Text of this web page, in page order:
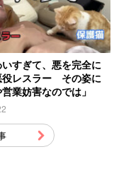
すぎて、悪を完全に
役レスラー その姿に
営業妨害なのでは」